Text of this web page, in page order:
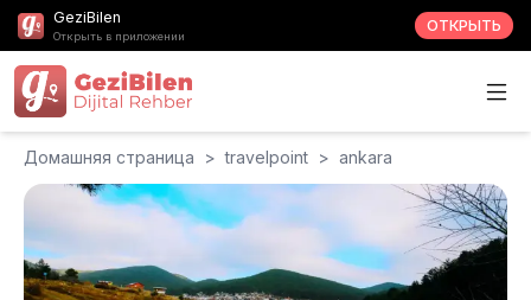
GeziBilen
Открыть в приложении
ОТКРЫТЬ
Домашняя страница > travelpoint > ankara